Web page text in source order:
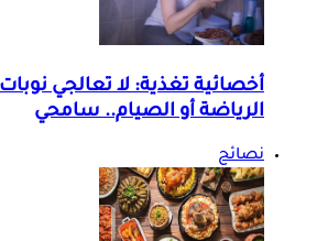
أخصائية تغذية: لا تعالجي نوبات
الرياضة أو الصيام.. سامحي
نصائح